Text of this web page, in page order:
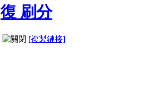
復 刷分
[複製鏈接]